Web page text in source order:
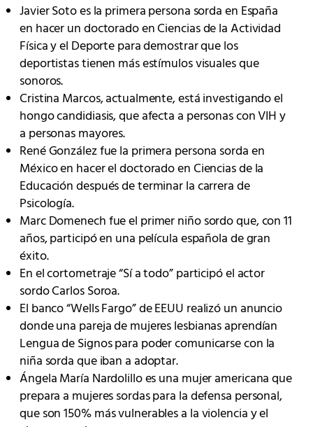
Javier Soto es la primera persona sorda en España
en hacer un doctorado en Ciencias de la Actividad
Física y el Deporte para demostrar que los
deportistas tienen más estímulos visuales que
sonoros.
Cristina Marcos, actualmente, está investigando el
hongo candidiasis, que afecta a personas con VIH y
a personas mayores.
René González fue la primera persona sorda en
México en hacer el doctorado en Ciencias de la
Educación después de terminar la carrera de
Psicología.
Marc Domenech fue el primer niño sordo que, con 11
años, participó en una película española de gran
éxito.
En el cortometraje “Sí a todo” participó el actor
sordo Carlos Soroa.
El banco “Wells Fargo” de EEUU realizó un anuncio
donde una pareja de mujeres lesbianas aprendían
Lengua de Signos para poder comunicarse con la
niña sorda que iban a adoptar.
Ángela María Nardolillo es una mujer americana que
prepara a mujeres sordas para la defensa personal,
que son 150% más vulnerables a la violencia y el